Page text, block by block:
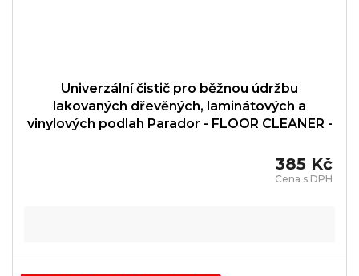
Univerzální čistič pro běžnou údržbu
lakovaných dřevěných, laminátových a
vinylových podlah Parador - FLOOR CLEANER -
385 Kč